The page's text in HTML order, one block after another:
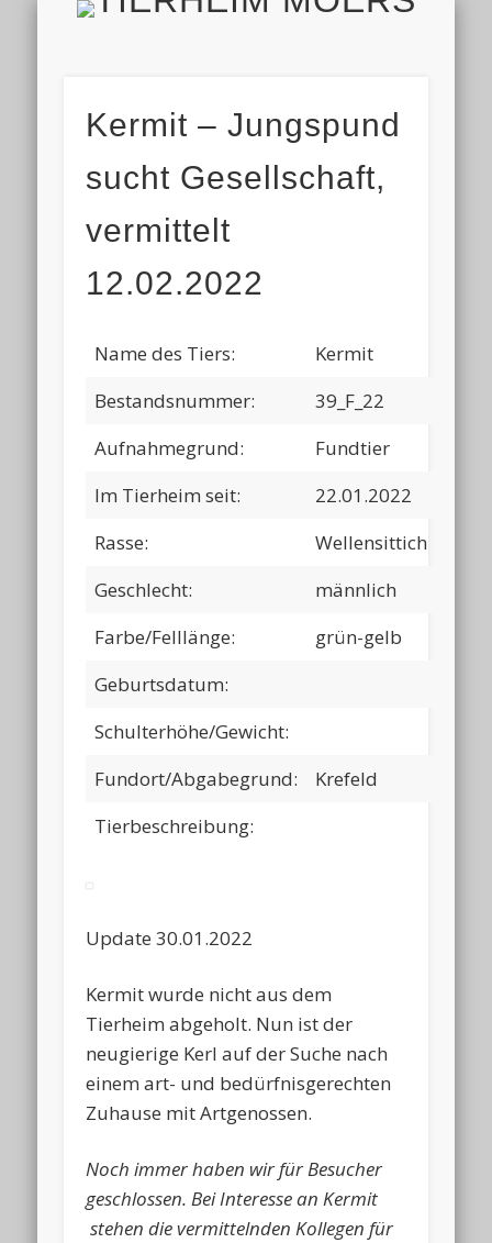
HOME
AKTUELL
ALLE TIERE
HELFEN
TIERHEIM & VEREIN
VIELEN DANK!
IMPRESSUM & DATENSCHUTZ
FINDEFIX
Kermit – Jungspund
sucht Gesellschaft,
vermittelt
12.02.2022
Name des Tiers:
Kermit
Bestandsnummer:
39_F_22
Aufnahmegrund:
Fundtier
Im Tierheim seit:
22.01.2022
Rasse:
Wellensittich
Geschlecht:
männlich
Farbe/Felllänge:
grün-gelb
Geburtsdatum:
Schulterhöhe/Gewicht:
Fundort/Abgabegrund:
Krefeld
Tierbeschreibung:
Update 30.01.2022
Kermit wurde nicht aus dem
Tierheim abgeholt. Nun ist der
neugierige Kerl auf der Suche nach
einem art- und bedürfnisgerechten
Zuhause mit Artgenossen.
Noch immer haben wir für Besucher
geschlossen. Bei Interesse an Kermit
stehen die vermittelnden Kollegen für